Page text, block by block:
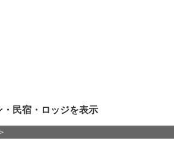
・民宿・ロッジを表示